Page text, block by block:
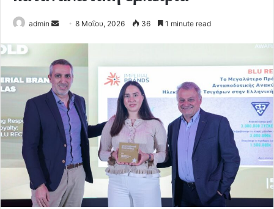
admin
Send8 Μαΐου, 2026 36 1 minute read